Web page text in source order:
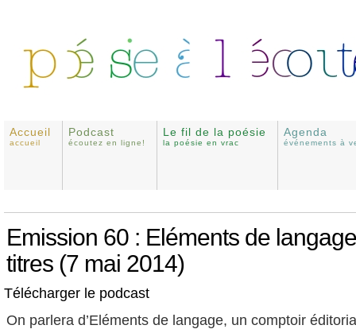
Accueil
accueil
Podcast
écoutez en ligne!
Le fil de la poésie
la poésie en vrac
Agenda
événements à
Emission 60 : Eléments de
titres (7 mai 2014)
Télécharger le podcast
On parlera d’Eléments de langage, un comptoir